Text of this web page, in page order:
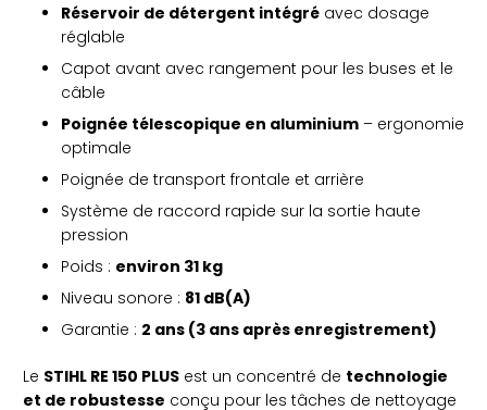
Réservoir de détergent intégré avec dosage
réglable
Capot avant avec rangement pour les buses et le
câble
Poignée télescopique en aluminium – ergonomie
optimale
Poignée de transport frontale et arrière
Système de raccord rapide sur la sortie haute
pression
Poids : environ 31 kg
Niveau sonore : 81 dB(A)
Garantie : 2 ans (3 ans après enregistrement)
Le STIHL RE 150 PLUS est un concentré de technologie
et de robustesse conçu pour les tâches de nettoyage